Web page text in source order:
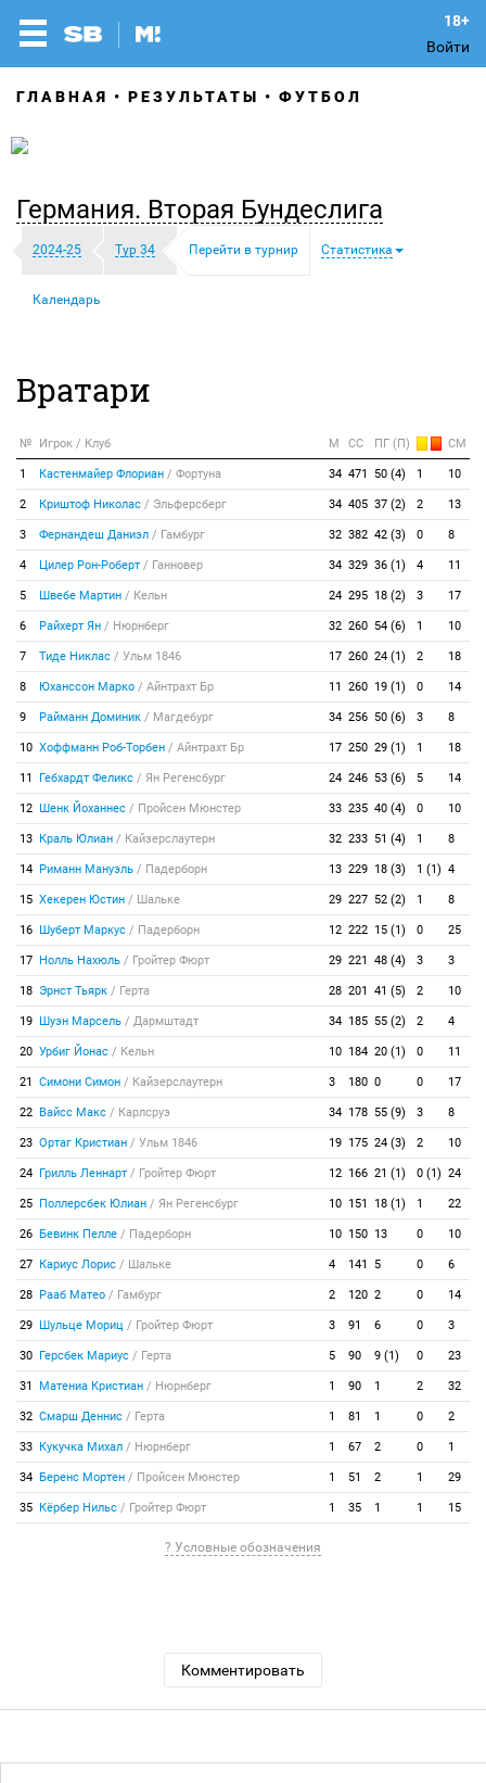
Войти
ГЛАВНАЯ РЕЗУЛЬТАТЫ ФУТБОЛ
Германия. Вторая Бундеслига
2024-25 Тур 34 Перейти в турнир Статистика
Календарь
Вратари
№ Игрок / Клуб М СС ПГ (П) СМ
1 Кастенмайер Флориан / Фортуна 34 471 50 (4) 1 10
2 Криштоф Николас / Эльферсберг 34 405 37 (2) 2 13
3 Фернандеш Даниэл / Гамбург 32 382 42 (3) 0 8
4 Цилер Рон-Роберт / Ганновер 34 329 36 (1) 4 11
5 Швебе Мартин / Кельн 24 295 18 (2) 3 17
6 Райхерт Ян / Нюрнберг 32 260 54 (6) 1 10
7 Тиде Никлас / Ульм 1846 17 260 24 (1) 2 18
8 Юханссон Марко / Айнтрахт Бр 11 260 19 (1) 0 14
9 Райманн Доминик / Магдебург 34 256 50 (6) 3 8
10 Хоффманн Роб-Торбен / Айнтрахт Бр 17 250 29 (1) 1 18
11 Гебхардт Феликс / Ян Регенсбург 24 246 53 (6) 5 14
12 Шенк Йоханнес / Пройсен Мюнстер 33 235 40 (4) 0 10
13 Краль Юлиан / Кайзерслаутерн 32 233 51 (4) 1 8
14 Риманн Мануэль / Падерборн 13 229 18 (3) 1 (1) 4
15 Хекерен Юстин / Шальке 29 227 52 (2) 1 8
16 Шуберт Маркус / Падерборн 12 222 15 (1) 0 25
17 Нолль Нахюль / Гройтер Фюрт 29 221 48 (4) 3 3
18 Эрнст Тьярк / Герта 28 201 41 (5) 2 10
19 Шуэн Марсель / Дармштадт 34 185 55 (2) 2 4
20 Урбиг Йонас / Кельн 10 184 20 (1) 0 11
21 Симони Симон / Кайзерслаутерн 3 180 0 0 17
22 Вайсс Макс / Карлсруэ 34 178 55 (9) 3 8
23 Ортаг Кристиан / Ульм 1846 19 175 24 (3) 2 10
24 Грилль Леннарт / Гройтер Фюрт 12 166 21 (1) 0 (1) 24
25 Поллерсбек Юлиан / Ян Регенсбург 10 151 18 (1) 1 22
26 Бевинк Пелле / Падерборн 10 150 13 0 10
27 Кариус Лорис / Шальке 4 141 5 0 6
28 Рааб Матео / Гамбург 2 120 2 0 14
29 Шульце Мориц / Гройтер Фюрт 3 91 6 0 3
30 Герсбек Мариус / Герта 5 90 9 (1) 0 23
31 Матениа Кристиан / Нюрнберг 1 90 1 2 32
32 Смарш Деннис / Герта 1 81 1 0 2
33 Кукучка Михал / Нюрнберг 1 67 2 0 1
34 Беренс Мортен / Пройсен Мюнстер 1 51 2 1 29
35 Кёрбер Нильс / Гройтер Фюрт 1 35 1 1 15
? Условные обозначения
Комментировать